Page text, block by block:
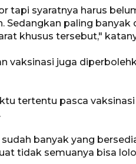
tapi syaratnya harus
Sedangkan paling banyak
khusus tersebut,"
vaksinasi juga
tertentu pasca
banyak yang
tidak semuanya bisa